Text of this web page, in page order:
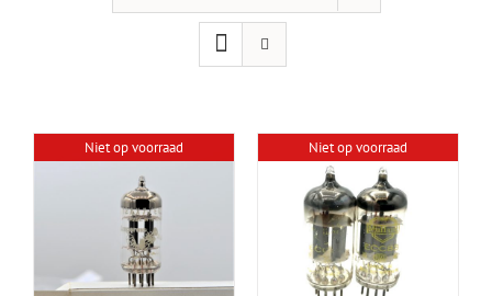
Niet op voorraad Niet op voorraad